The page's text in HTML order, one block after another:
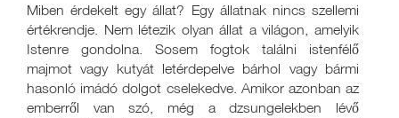
Miben érdekelt egy állat? Egy állatnak nincs szellemi
értékrendje. Nem létezik olyan állat a világon, amelyik
Istenre gondolna. Sosem fogtok találni istenfélő
majmot vagy kutyát letérdepelve bárhol vagy bármi
hasonló imádó dolgot cselekedve. Amikor azonban az
emberről van szó, még a dzsungelekben lévő